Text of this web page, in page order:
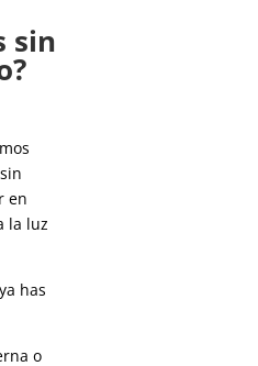
sin
en
la luz
has
o